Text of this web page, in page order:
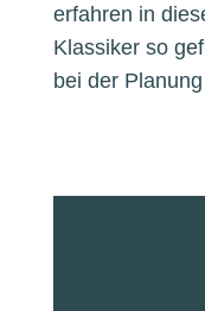
erfahren in
Klassiker so
bei der